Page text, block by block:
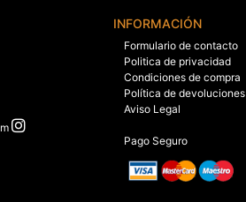
INFORMACIÓN
Formulario de contacto
Politica de privacidad
Condiciones de compra
Política de devoluciones
Aviso Legal
Pago Seguro